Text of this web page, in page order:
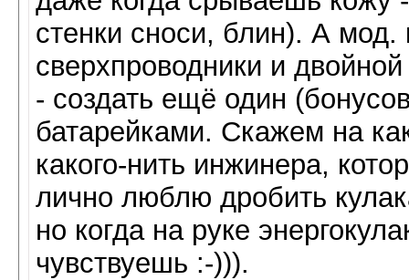
стенки сноси, блин). А мод.
сверхпроводники и
- создать ещё один
батарейками. Скажем на
какого-нить инжинера,
лично люблю дробить
но когда на руке
чувствуешь :-))).